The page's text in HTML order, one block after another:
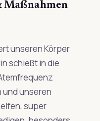
unseren Körper
schießt in die
und unseren
super